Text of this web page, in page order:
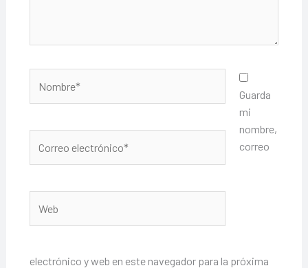
electrónico*
Guarda
mi
nombre,
correo
electrónico y web en este navegador para la próxima